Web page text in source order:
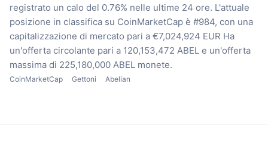
registrato un calo del 0.76% nelle ultime 24 ore. L'attuale
posizione in classifica su CoinMarketCap è #984, con una
capitalizzazione di mercato pari a €7,024,924 EUR Ha
un'offerta circolante pari a 120,153,472 ABEL e un'offerta
massima di 225,180,000 ABEL monete.
CoinMarketCap Gettoni Abelian